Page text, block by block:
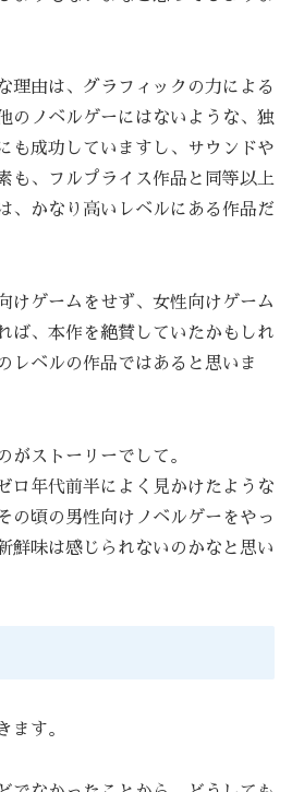
理由は、グラフィックの力による
のノベルゲーにはないような、独
も成功していますし、サウンドや
も、フルプライス作品と同等以上
、かなり高いレベルにある作品だ
けゲームをせず、女性向けゲーム
ば、本作を絶賛していたかもしれ
レベルの作品ではあると思いま
がストーリーでして。
ロ年代前半によく見かけたような
の頃の男性向けノベルゲーをやっ
鮮味は感じられないのかなと思い
ます。